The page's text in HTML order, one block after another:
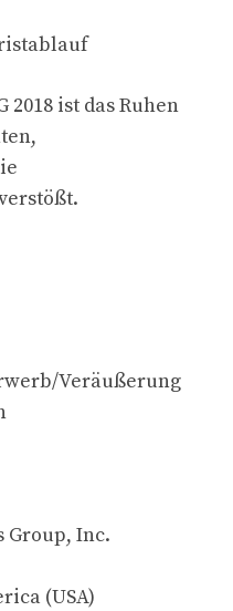
2018 ist das Ruhen
Veräußerung
Group, Inc.
(USA)